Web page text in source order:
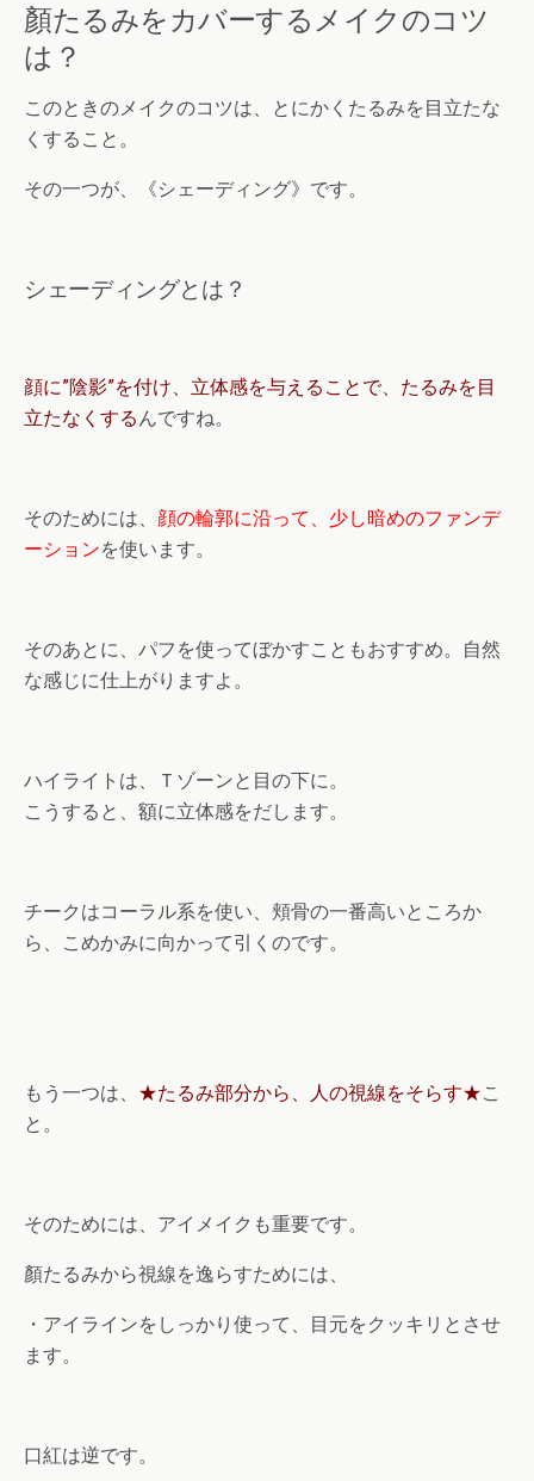
顏たるみをカバーするメイクのコツ
は？
このときのメイクのコツは、とにかくたるみを目立たな
くすること。
その一つが、《シェーディング》です。
シェーディングとは？
顔に”陰影”を付け、立体感を与えることで、たるみを目
立たなくするんですね。
そのためには、 顔の輪郭に沿って、少し暗めのファンデ
ーションを使います。
そのあとに、パフを使ってぼかすこともおすすめ。自然
な感じに仕上がりますよ。
ハイライトは、Ｔゾーンと目の下に。
こうすると、額に立体感をだします。
チークはコーラル系を使い、頬骨の一番高いところか
ら、こめかみに向かって引くのです。
もう一つは、 ★たるみ部分から、人の視線をそらす★こ
と。
そのためには、アイメイクも重要です。
顏たるみから視線を逸らすためには、
・アイラインをしっかり使って、目元をクッキリとさせ
ます。
口紅は逆です。